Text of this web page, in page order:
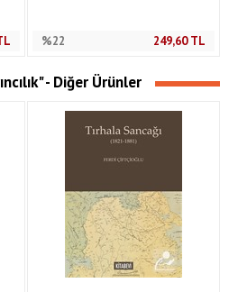
%22 249,60TL
- Diğer Ürünler